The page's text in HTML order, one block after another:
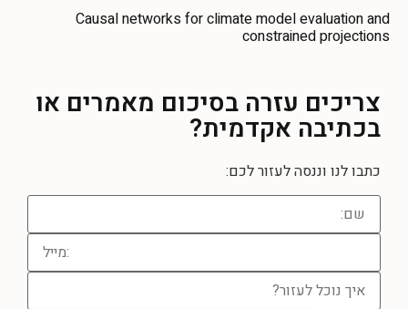
Causal networks for climate model evaluation and
constrained projections
צריכים עזרה בסיכום מאמרים או
בכתיבה אקדמית?
כתבו לנו וננסה לעזור לכם: